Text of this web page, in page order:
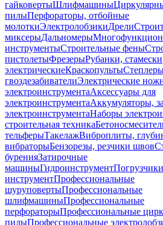
гайковертыШлифмашины
пилыПерфораторы, отбойные
молоткиЭлектролобзикиДрели
миксерыДальномеры
инструментыСтроительные фены
пистолетыФрезерыРубанки, стамески
электрическиеКраскопульты
гвоздезабивателиЭлектрические
электроинструментаАксессуары для
электроинструментаАккумуляторы,
электроинструментаНаборы
строительная техника
тельферыТакелажВиброплиты,
вибраторыБензорезы, резчики швов
буренияЗатирочные
машиныГидроинструментПогрузчики
инструментПрофессиональные
шуруповертыПрофессиональные
шлифмашиныПрофессиональные
перфораторыПрофессиональные
пилыПрофессиональные